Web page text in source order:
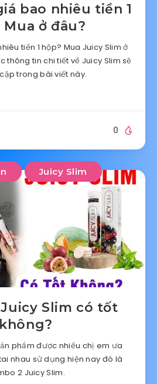
bao nhiêu tiền 1
Mua ở đâu?
tiền 1 hộp? Mua Juicy Slim ở
thông tin chi tiết về Juicy Slim sẽ
trong bài viết này.
0
Juicy Slim
Slim có tốt
không?
phẩm được nhiều chị em ưa
nhau sử dụng hiện nay đó là
2 Juicy Slim.